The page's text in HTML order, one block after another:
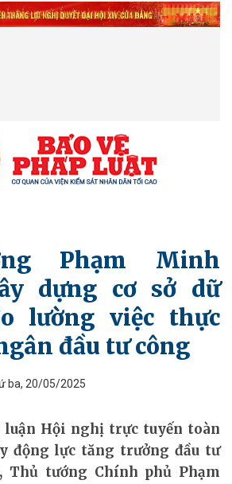
Phạm Minh
dựng cơ sở dữ
lường việc thực
đầu tư công
ba, 20/05/2025
luận Hội nghị trực tuyến toàn
động lực tăng trưởng đầu tư
Thủ tướng Chính phủ Phạm